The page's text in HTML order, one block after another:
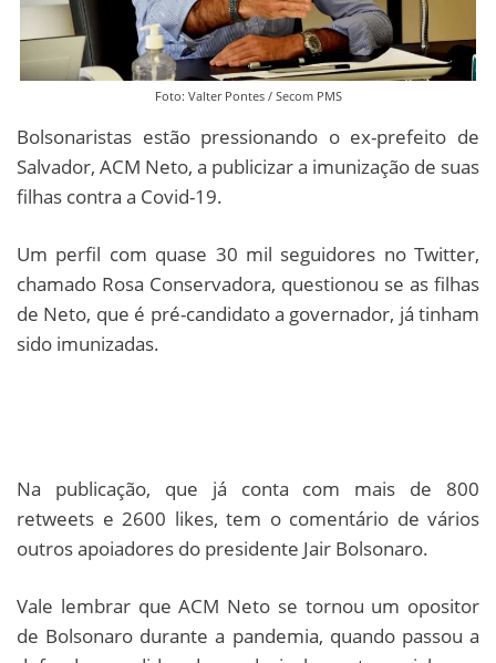
Foto: Valter Pontes / Secom PMS
Bolsonaristas estão pressionando o ex-prefeito de
Salvador, ACM Neto, a publicizar a imunização de suas
filhas contra a Covid-19.
Um perfil com quase 30 mil seguidores no Twitter,
chamado Rosa Conservadora, questionou se as filhas
de Neto, que é pré-candidato a governador, já tinham
sido imunizadas.
Na publicação, que já conta com mais de 800
retweets e 2600 likes, tem o comentário de vários
outros apoiadores do presidente Jair Bolsonaro.
Vale lembrar que ACM Neto se tornou um opositor
de Bolsonaro durante a pandemia, quando passou a